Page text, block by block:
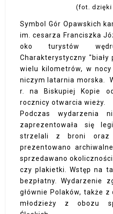
(fot. dzięki
Symbol Gór Opawskich
im. cesarza Franciszka
oko turystów
Charakterystyczny
wielu kilometrów, w
niczym latarnia morska.
r. na Biskupiej Kopie
rocznicy otwarcia wieży.
Podczas wydarzenia
zaprezentowała się
strzelali z broni oraz
prezentowano
sprzedawano
czy plakietki. Wstęp na
bezpłatny. Wydarzenie
głównie Polaków, także
młodzieży z obozu